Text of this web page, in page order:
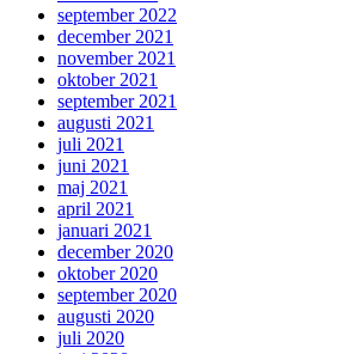
september 2022
december 2021
november 2021
oktober 2021
september 2021
augusti 2021
juli 2021
juni 2021
maj 2021
april 2021
januari 2021
december 2020
oktober 2020
september 2020
augusti 2020
juli 2020